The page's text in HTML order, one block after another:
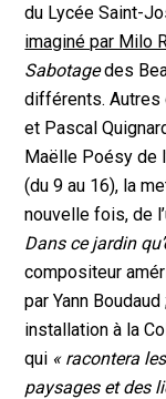
du Lycée Saint-
imaginé par Milo
Sabotagedes
différents. Autres
et Pascal
Maëlle Poésy de
(du 9 au 16), la
nouvelle fois, de
Dans ce jardin
compositeur
par Yann
installation à la
qui « racontera
paysages et des